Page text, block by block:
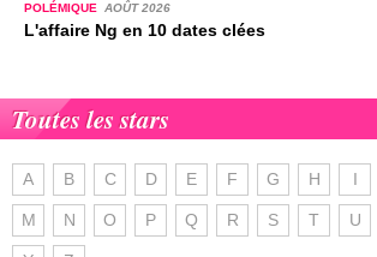
POLÉMIQUE AOÛT 2026
L'affaire Ng en 10 dates clées
Toutes les stars
A B C D E F G H I
M N O P Q R S T U